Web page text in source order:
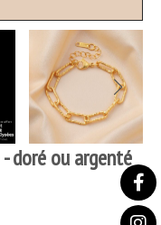
- doré ou argenté